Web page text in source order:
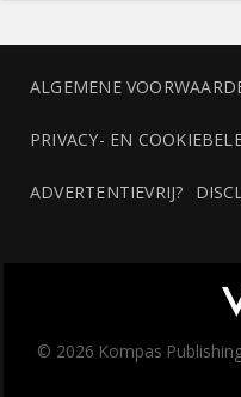
ALGEMENE
PRIVACY- EN
ADVERTENTIEVRIJ?
© 2026 Kompas